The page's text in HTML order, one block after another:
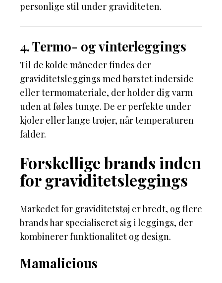
personlige stil under graviditeten.
4. Termo- og vinterleggings
Til de kolde måneder findes der
graviditetsleggings med børstet inderside
eller termomateriale, der holder dig varm
uden at føles tunge. De er perfekte under
kjoler eller lange trøjer, når temperaturen
falder.
Forskellige brands inden
for graviditetsleggings
Markedet for graviditetstøj er bredt, og flere
brands har specialiseret sig i leggings, der
kombinerer funktionalitet og design.
Mamalicious